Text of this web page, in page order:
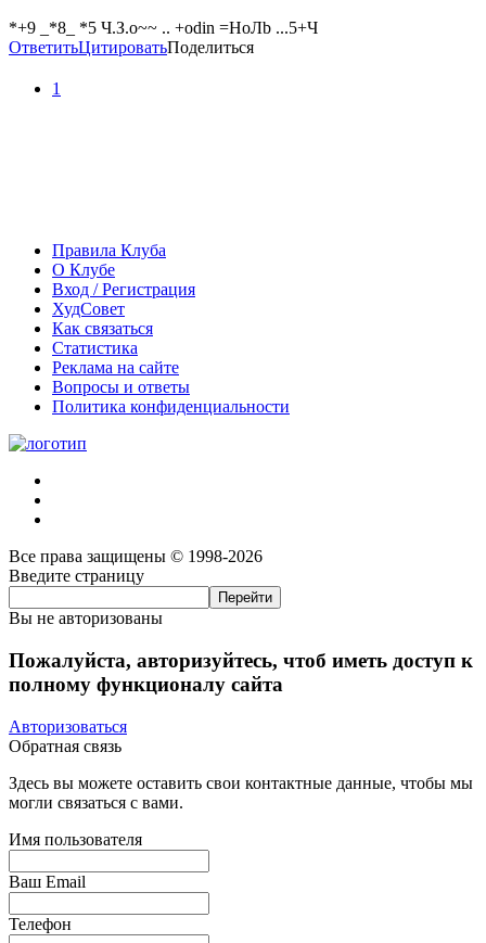
*+9 _*8_ *5 Ч.З.o~~ .. +оdin =HoЛb ...5+Ч
ОтветитьЦитироватьПоделиться
1
Правила Клуба
О Клубе
Вход / Регистрация
ХудСовет
Как связаться
Статистика
Реклама на сайте
Вопросы и ответы
Политика конфиденциальности
Все права защищены © 1998-2026
Введите страницу
Вы не авторизованы
Пожалуйста, авторизуйтесь, чтоб иметь доступ к
полному функционалу сайта
Авторизоваться
Обратная связь
Здесь вы можете оставить свои контактные данные, чтобы мы
могли связаться с вами.
Имя пользователя
Ваш Email
Телефон